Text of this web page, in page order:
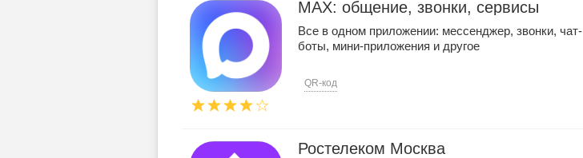
MAX: общение, звонки, сервисы
Все в одном приложении: мессенджер, звонки, чат-
боты, мини-приложения и другое
QR-код
Ростелеком Москва